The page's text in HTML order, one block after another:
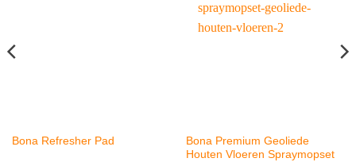
Bona Refresher Pad
Bona Premium Geoliede
Houten Vloeren Spraymopset